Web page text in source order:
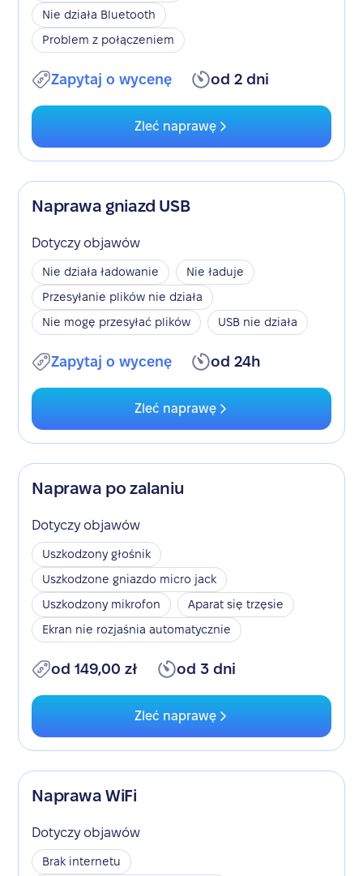
Nie działa Bluetooth
Problem z połączeniem
Zapytaj o wycenę od 2 dni
Zleć naprawę
Naprawa gniazd USB
Dotyczy objawów
Nie działa ładowanie
Nie ładuje
Przesyłanie plików nie działa
Nie mogę przesyłać plików
USB nie działa
Zapytaj o wycenę od 24h
Zleć naprawę
Naprawa po zalaniu
Dotyczy objawów
Uszkodzony głośnik
Uszkodzone gniazdo micro jack
Uszkodzony mikrofon
Aparat się trzęsie
Ekran nie rozjaśnia automatycznie
od 149,00 zł od 3 dni
Zleć naprawę
Naprawa WiFi
Dotyczy objawów
Brak internetu